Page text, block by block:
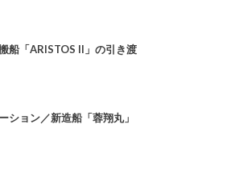
船「ARISTOS II」の引き渡
ション／新造船「蓉翔丸」